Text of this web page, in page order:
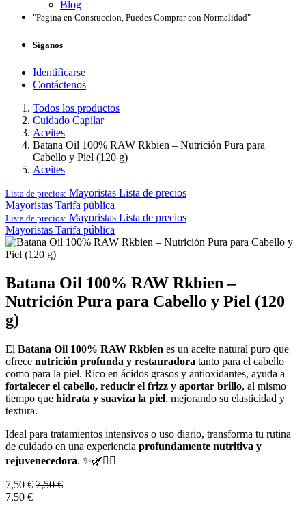
Blog
"Pagina en Constuccion, Puedes Comprar con Normalidad"
Síganos
Identificarse
Contáctenos
Todos los productos
Cuidado Capilar
Aceites
Batana Oil 100% RAW Rkbien – Nutrición Pura para
Cabello y Piel (120 g)
Aceites
Lista de precios: Mayoristas Lista de precios
Mayoristas Tarifa pública
Lista de precios: Mayoristas Lista de precios
Mayoristas Tarifa pública
Batana Oil 100% RAW Rkbien –
Nutrición Pura para Cabello y Piel (120
g)
El Batana Oil 100% RAW Rkbien es un aceite natural puro que
ofrece nutrición profunda y restauradora tanto para el cabello
como para la piel. Rico en ácidos grasos y antioxidantes, ayuda a
fortalecer el cabello, reducir el frizz y aportar brillo, al mismo
tiempo que hidrata y suaviza la piel, mejorando su elasticidad y
textura.
Ideal para tratamientos intensivos o uso diario, transforma tu rutina
de cuidado en una experiencia profundamente nutritiva y
rejuvenecedora. ✨🌿💆‍♀️
7,50 € 7,50€
7,50 €